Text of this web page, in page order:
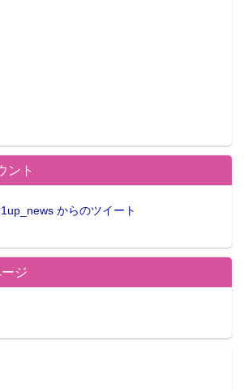
ント
からのツイート
ジ